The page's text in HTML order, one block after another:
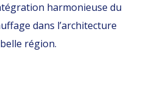
harmonieuse du
dans l’architecture
région.